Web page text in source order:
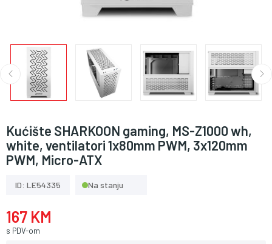
Kućište SHARKOON gaming, MS-Z1000 wh,
white, ventilatori 1x80mm PWM, 3x120mm
PWM, Micro-ATX
ID: LE54335 Na stanju
167 KM
s PDV-om